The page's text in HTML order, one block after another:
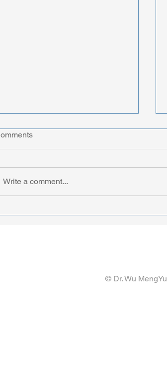
Write a comment...
© Dr. Wu MengYu